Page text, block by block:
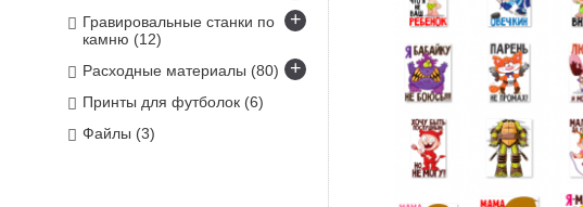
Гравировальные станки по
камню (12)
+
Расходные материалы (80) +
Принты для футболок (6)
Файлы (3)